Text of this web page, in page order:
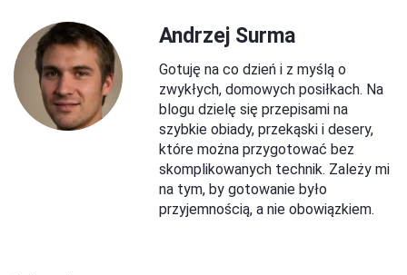
Andrzej Surma
Gotuję na co dzień i z myślą o
zwykłych, domowych posiłkach. Na
blogu dzielę się przepisami na
szybkie obiady, przekąski i desery,
które można przygotować bez
skomplikowanych technik. Zależy mi
na tym, by gotowanie było
przyjemnością, a nie obowiązkiem.